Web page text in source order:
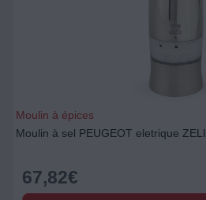
Moulin à épices
Moulin à sel PEUGEOT eletrique ZELI
67,82€